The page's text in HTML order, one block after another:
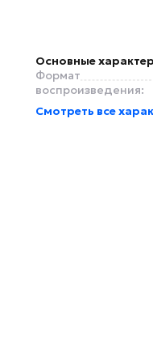
Основные
Формат
воспроизведения:
Смотреть все